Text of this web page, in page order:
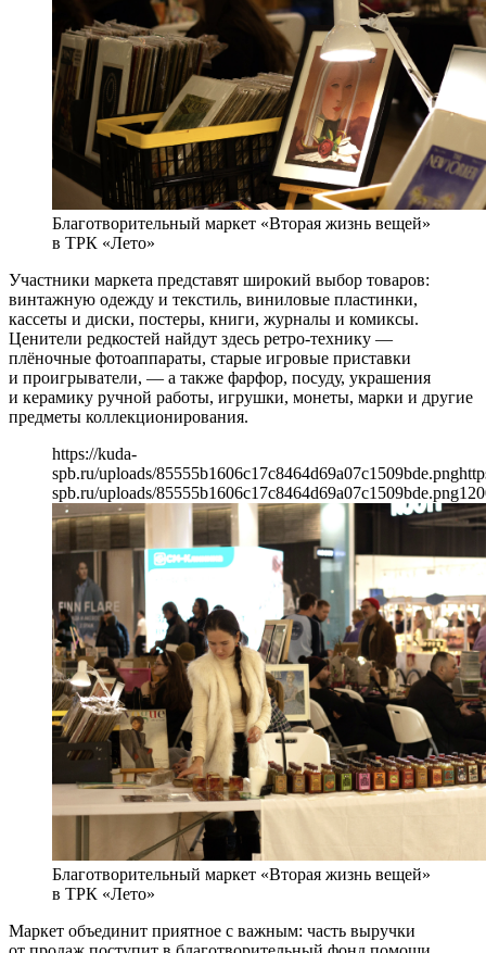
Благотворительный маркет «Вторая жизнь вещей»
в ТРК «Лето»
Участники маркета представят широкий выбор товаров:
винтажную одежду и текстиль, виниловые пластинки,
кассеты и диски, постеры, книги, журналы и комиксы.
Ценители редкостей найдут здесь ретро-технику —
плёночные фотоаппараты, старые игровые приставки
и проигрыватели, — а также фарфор, посуду, украшения
и керамику ручной работы, игрушки, монеты, марки и другие
предметы коллекционирования.
https://kuda-
spb.ru/uploads/85555b1606c17c8464d69a07c1509bde.png
spb.ru/uploads/85555b1606c17c8464d69a07c1509bde.png
Благотворительный маркет «Вторая жизнь вещей»
в ТРК «Лето»
Маркет объединит приятное с важным: часть выручки